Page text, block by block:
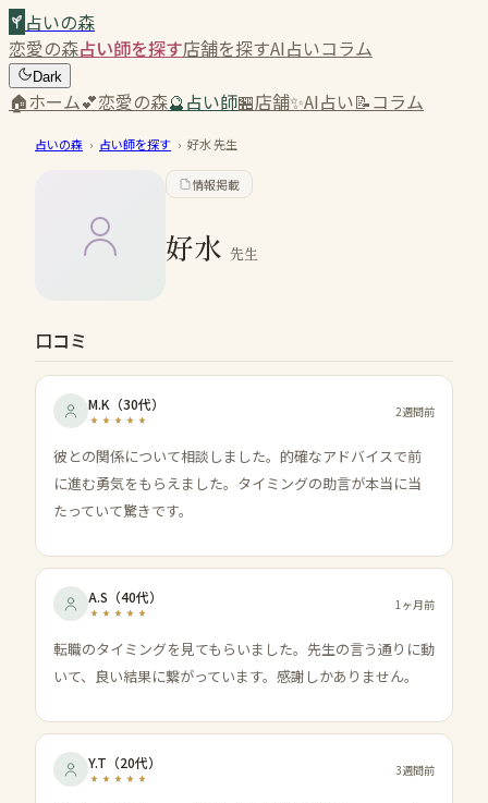
占いの森
恋愛の森占い師を探す店舗を探すAI占いコラム
Dark
🏠ホーム💕恋愛の森🔮占い師🏪店舗✨AI占い📝コラム
占いの森 › 占い師を探す › 好水先生
情報掲載
好水 先生
口コミ
M.K （30代） 2週間前
彼との関係について相談しました。的確なアドバイスで前
に進む勇気をもらえました。タイミングの助言が本当に当
たっていて驚きです。
A.S （40代） 1ヶ月前
転職のタイミングを見てもらいました。先生の言う通りに動
いて、良い結果に繋がっています。感謝しかありません。
Y.T （20代） 3週間前